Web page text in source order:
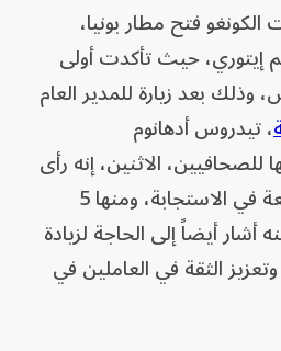
فتح مطار بونيا،
إيتوري، حيث تأكدت أولى
وذلك بعد زيارة للمدير العام
، تيدروس أدهانوم
الاثنين، إنه رأى
بعض العلامات المشجعة في الاستجابة، ومنها 5
أيضاً إلى الحاجة لزيادة
الثقة في العاملين في